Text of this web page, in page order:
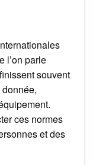
l’on parle
souvent
ces normes
et des